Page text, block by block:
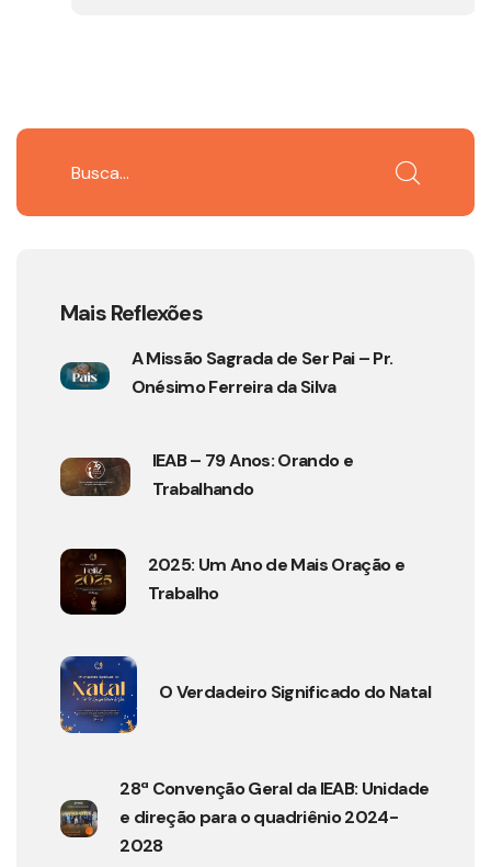
Mais Reflexões
A Missão Sagrada de Ser Pai – Pr.
Onésimo Ferreira da Silva
IEAB – 79 Anos: Orando e
Trabalhando
2025: Um Ano de Mais Oração e
Trabalho
O Verdadeiro Significado do Natal
28ª Convenção Geral da IEAB: Unidade
e direção para o quadriênio 2024-
2028